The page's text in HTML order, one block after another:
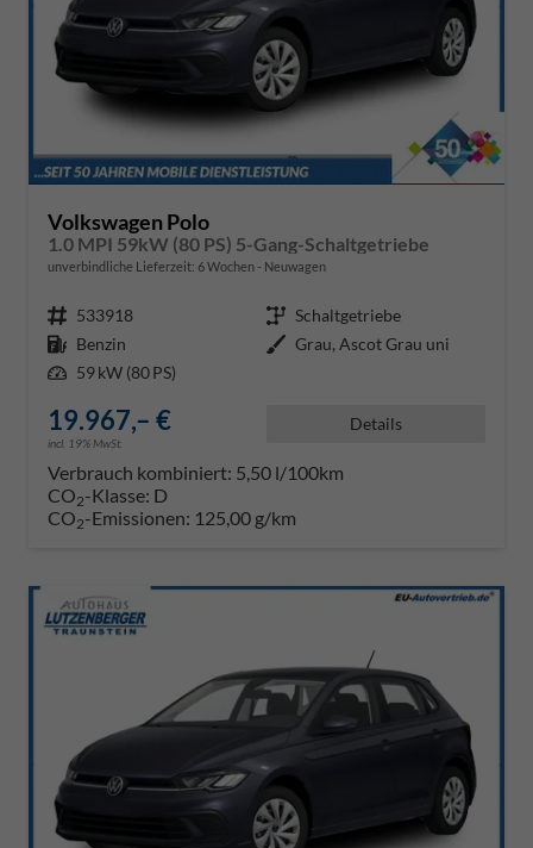
Volkswagen Polo
1.0 MPI 59kW (80 PS) 5-Gang-Schaltgetriebe
unverbindliche Lieferzeit: 6 Wochen Neuwagen
Fahrzeugnr. 533918 Getriebe Schaltgetriebe
Kraftstoff Benzin Außenfarbe Grau, Ascot Grau uni
Leistung 59 kW (80 PS)
19.967,– €
incl. 19% MwSt.
Details
Verbrauch kombiniert: 5,50 l/100km
CO2-Klasse: D
CO2-Emissionen: 125,00 g/km